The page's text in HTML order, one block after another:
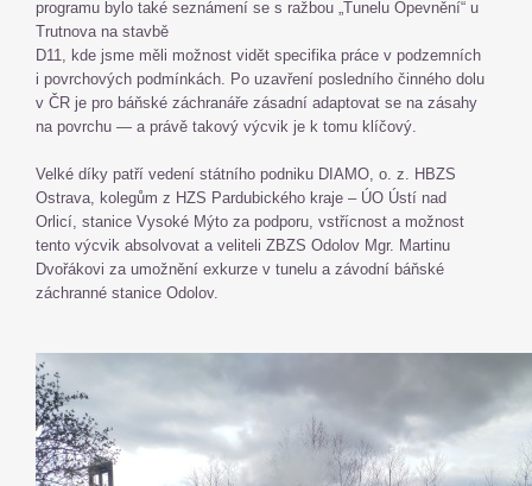
programu bylo také seznámení se s ražbou „Tunelu Opevnění“ u
Trutnova na stavbě
D11, kde jsme měli možnost vidět specifika práce v podzemních
i povrchových podmínkách. Po uzavření posledního činného dolu
v ČR je pro báňské záchranáře zásadní adaptovat se na zásahy
na povrchu — a právě takový výcvik je k tomu klíčový.
Velké díky patří vedení státního podniku DIAMO, o. z. HBZS
Ostrava, kolegům z HZS Pardubického kraje – ÚO Ústí nad
Orlicí, stanice Vysoké Mýto za podporu, vstřícnost a možnost
tento výcvik absolvovat a veliteli ZBZS Odolov Mgr. Martinu
Dvořákovi za umožnění exkurze v tunelu a závodní báňské
záchranné stanice Odolov.